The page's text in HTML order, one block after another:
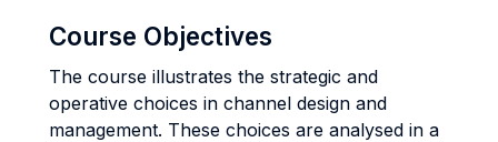
Course Objectives
The course illustrates the strategic and
operative choices in channel design and
management. These choices are analysed in a